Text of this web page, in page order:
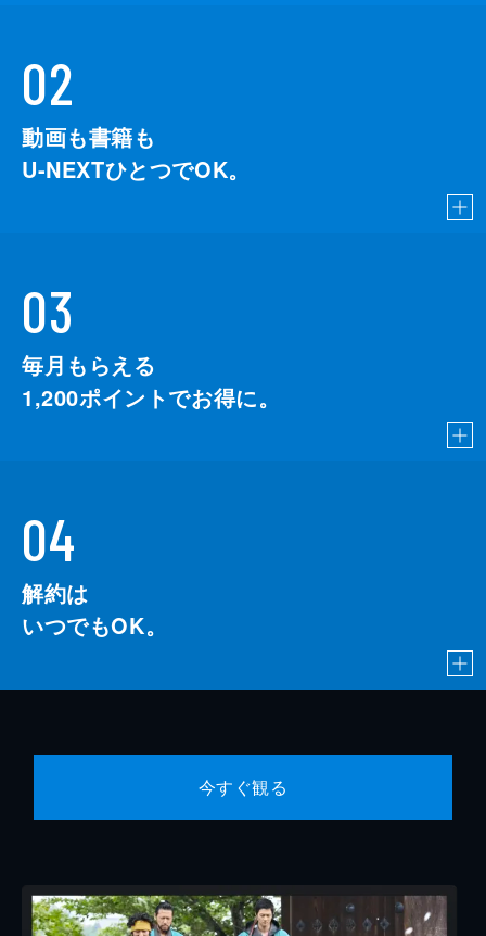
02
動画も書籍も
U-NEXTひとつでOK。
03
毎月もらえる
1,200ポイントでお得に。
04
解約は
いつでもOK。
今すぐ観る